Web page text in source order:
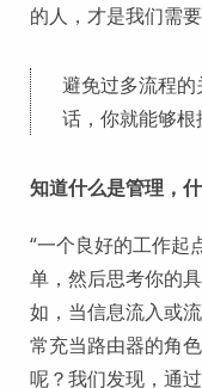
的人，才是我们需要
避免过多流程
话，你就能够根
知道什么是管理，
“一个良好的工作起
单，然后思考你的
如，当信息流入或
常充当路由器的角
呢？我们发现，通